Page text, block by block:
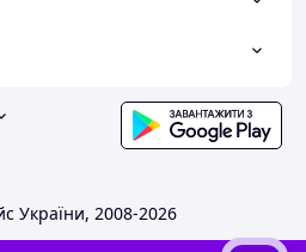
України, 2008-2026